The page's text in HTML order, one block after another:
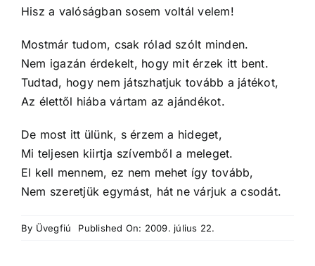
Hisz a valóságban sosem voltál velem!
Mostmár tudom, csak rólad szólt minden.
Nem igazán érdekelt, hogy mit érzek itt bent.
Tudtad, hogy nem játszhatjuk tovább a játékot,
Az élettől hiába vártam az ajándékot.
De most itt ülünk, s érzem a hideget,
Mi teljesen kiirtja szívemből a meleget.
El kell mennem, ez nem mehet így tovább,
Nem szeretjük egymást, hát ne várjuk a csodát.
By Üvegfiú Published On: 2009. július 22.